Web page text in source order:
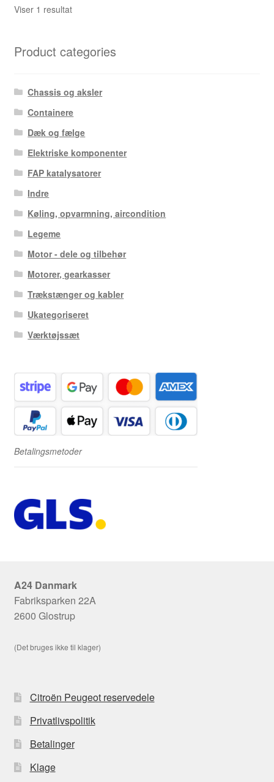
Viser 1 resultat
Product categories
Chassis og aksler
Containere
Dæk og fælge
Elektriske komponenter
FAP katalysatorer
Indre
Køling, opvarmning, aircondition
Legeme
Motor - dele og tilbehør
Motorer, gearkasser
Trækstænger og kabler
Ukategoriseret
Værktøjssæt
Betalingsmetoder
A24 Danmark
Fabriksparken 22A
2600 Glostrup
(Det bruges ikke til klager)
Citroën Peugeot reservedele
Privatlivspolitik
Betalinger
Klage